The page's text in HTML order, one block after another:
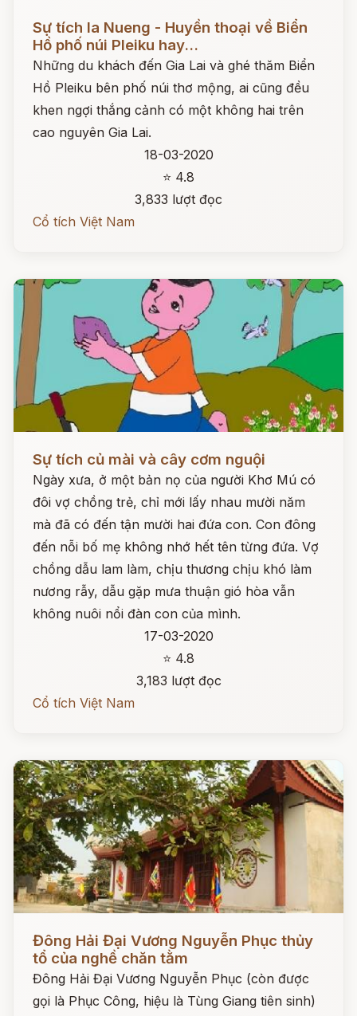
Sự tích Ia Nueng - Huyền thoại về Biển
Hồ phố núi Pleiku hay...
Những du khách đến Gia Lai và ghé thăm Biển
Hồ Pleiku bên phố núi thơ mộng, ai cũng đều
khen ngợi thắng cảnh có một không hai trên
cao nguyên Gia Lai.
18-03-2020
⭐ 4.8
3,833 lượt đọc
Cổ tích Việt Nam
Sự tích củ mài và cây cơm nguội
Ngày xưa, ở một bản nọ của người Khơ Mú có
đôi vợ chồng trẻ, chỉ mới lấy nhau mười năm
mà đã có đến tận mười hai đứa con. Con đông
đến nỗi bố mẹ không nhớ hết tên từng đứa. Vợ
chồng dẫu lam làm, chịu thương chịu khó làm
nương rẫy, dẫu gặp mưa thuận gió hòa vẫn
không nuôi nổi đàn con của mình.
17-03-2020
⭐ 4.8
3,183 lượt đọc
Cổ tích Việt Nam
Đông Hải Đại Vương Nguyễn Phục thủy
tổ của nghề chăn tằm
Đông Hải Đại Vương Nguyễn Phục (còn được
gọi là Phục Công, hiệu là Tùng Giang tiên sinh)